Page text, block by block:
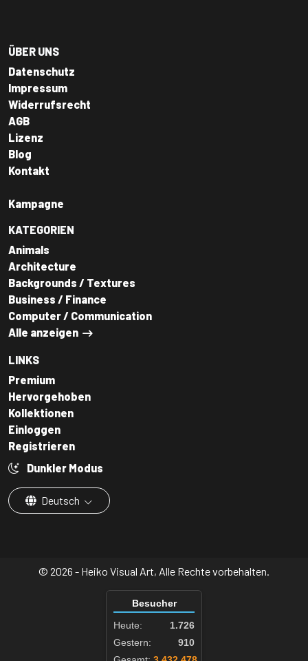
ÜBER UNS
Datenschutz
Impressum
Widerrufsrecht
AGB
Lizenz
Blog
Kontakt
Kampagne
KATEGORIEN
Animals
Architecture
Backgrounds / Textures
Business / Finance
Computer / Communication
Alle anzeigen
LINKS
Premium
Hervorgehoben
Kollektionen
Einloggen
Registrieren
Dunkler Modus
Deutsch
© 2026 - Heiko Visual Art, Alle Rechte vorbehalten.
Besucher
Heute:
1.726
Gestern:
910